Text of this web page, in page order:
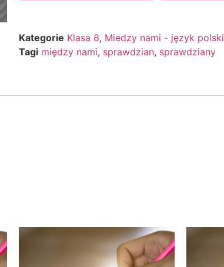
Kategorie Klasa 8, Miedzy nami - język polski
Tagi między nami, sprawdzian, sprawdziany